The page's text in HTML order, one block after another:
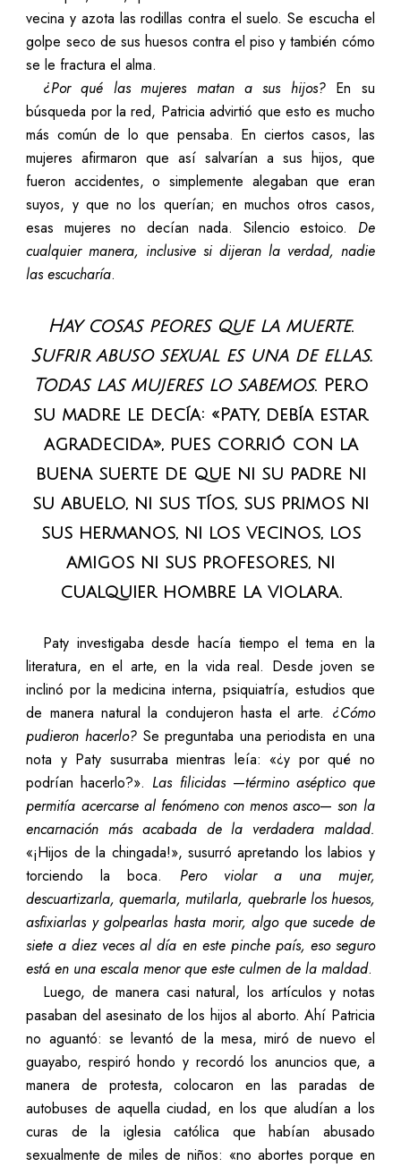
vecina y azota las rodillas contra el suelo. Se escucha el
golpe seco de sus huesos contra el piso y también cómo
se le fractura el alma.
¿Por qué las mujeres matan a sus hijos? En su
búsqueda por la red, Patricia advirtió que esto es mucho
más común de lo que pensaba. En ciertos casos, las
mujeres afirmaron que así salvarían a sus hijos, que
fueron accidentes, o simplemente alegaban que eran
suyos, y que no los querían; en muchos otros casos,
esas mujeres no decían nada. Silencio estoico. De
cualquier manera, inclusive si dijeran la verdad, nadie
las escucharía.
Hay cosas peores que la muerte.
Sufrir abuso sexual es una de ellas.
Todas las mujeres lo sabemos. Pero
su madre le decía: «Paty, debía estar
agradecida», pues corrió con la
buena suerte de que ni su padre ni
su abuelo, ni sus tíos, sus primos ni
sus hermanos, ni los vecinos, los
amigos ni sus profesores, ni
cualquier hombre la violara.
Paty investigaba desde hacía tiempo el tema en la
literatura, en el arte, en la vida real. Desde joven se
inclinó por la medicina interna, psiquiatría, estudios que
de manera natural la condujeron hasta el arte. ¿Cómo
pudieron hacerlo? Se preguntaba una periodista en una
nota y Paty susurraba mientras leía: «¿y por qué no
podrían hacerlo?».Las filicidas —término aséptico que
permitía acercarse al fenómeno con menos asco— son la
encarnación más acabada de la verdadera maldad.
«¡Hijos de la chingada!», susurró apretando los labios y
torciendo la boca. Pero violar a una mujer,
descuartizarla, quemarla, mutilarla, quebrarle los huesos,
asfixiarlas y golpearlas hasta morir, algo que sucede de
siete a diez veces al día en este pinche país, eso seguro
está en una escala menor que este culmen de la maldad.
Luego, de manera casi natural, los artículos y notas
pasaban del asesinato de los hijos al aborto. Ahí Patricia
no aguantó: se levantó de la mesa, miró de nuevo el
guayabo, respiró hondo y recordó los anuncios que, a
manera de protesta, colocaron en las paradas de
autobuses de aquella ciudad, en los que aludían a los
curas de la iglesia católica que habían abusado
sexualmente de miles de niños: «no abortes porque en